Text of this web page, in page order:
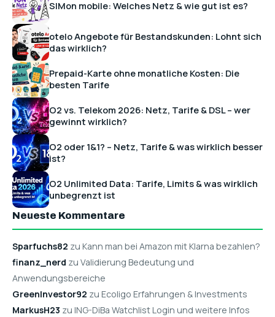
SIMon mobile: Welches Netz & wie gut ist es?
otelo Angebote für Bestandskunden: Lohnt sich
das wirklich?
Prepaid-Karte ohne monatliche Kosten: Die
besten Tarife
O2 vs. Telekom 2026: Netz, Tarife & DSL – wer
gewinnt wirklich?
O2 oder 1&1? – Netz, Tarife & was wirklich besser
ist?
O2 Unlimited Data: Tarife, Limits & was wirklich
unbegrenzt ist
Neueste Kommentare
Sparfuchs82 zu Kann man bei Amazon mit Klarna bezahlen?
finanz_nerd zu Validierung Bedeutung und
Anwendungsbereiche
GreenInvestor92 zu Ecoligo Erfahrungen & Investments
MarkusH23 zu ING-DiBa Watchlist Login und weitere Infos